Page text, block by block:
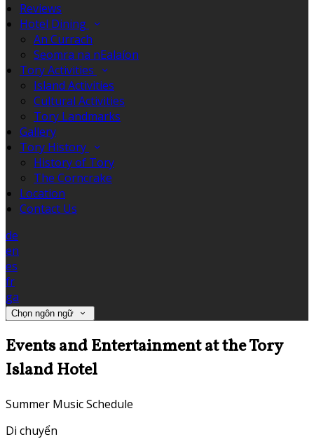
Reviews
Hotel Dining
An Currach
Seomra na nEalaíon
Tory Activities
Island Activities
Cultural Activities
Tory Landmarks
Gallery
Tory History
History of Tory
The Corncrake
Location
Contact Us
de
en
es
fr
ga
Chọn ngôn ngữ
Events and Entertainment at the Tory
Island Hotel
Summer Music Schedule
Di chuyển